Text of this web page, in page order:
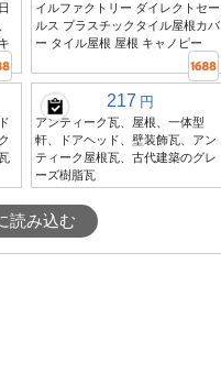
イルファクトリー ダイレクトセー
ルス プラスチックタイル屋根カバ
ー タイル屋根 屋根 キャノピー
217 円
アンティーク瓦、屋根、一体型
軒、ドアヘッド、壁装飾瓦、アン
ティーク屋根瓦、古代建築のグレ
ーズ樹脂瓦
読み込む